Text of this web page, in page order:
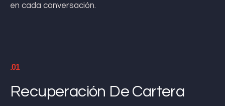
en cada conversación.
.01
Recuperación De Cartera